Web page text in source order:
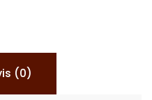
(0)